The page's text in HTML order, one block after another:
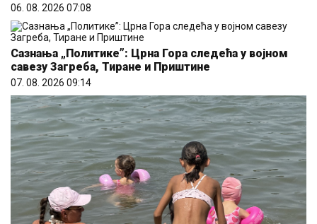
06. 08. 2026 07:08
Сазнања „Политике”: Црна Гора следећа у војном
савезу Загреба, Тиране и Приштине
07. 08. 2026 09:14